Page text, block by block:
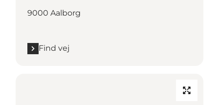
9000 Aalborg
Find vej